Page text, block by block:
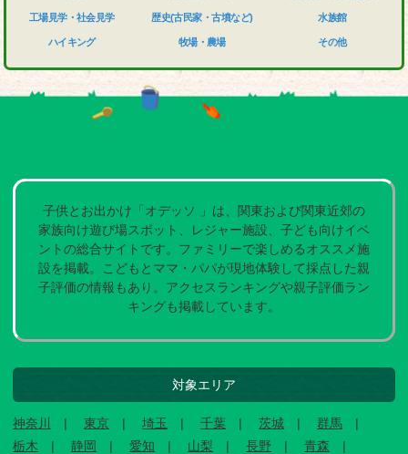
工場見学・社会見学
ハイキング
歴史(古民家・古墳など)
牧場・農場
水族館
その他
子供とお出かけ「オデッソ 」は、関東および関東近郊の
家族向け遊び場スポット、レジャー施設、子ども向けイベ
ントの総合サイトです。ファミリーで楽しめるオススメ施
設を掲載。こどもとママ・パパが現地体験して採点した親
子評価の情報もあり。アクセスランキングや親子評価ラン
キングも掲載しています。
対象エリア
神奈川 東京 埼玉 千葉 茨城
群馬
栃木
静岡 愛知 山梨 長野
青森